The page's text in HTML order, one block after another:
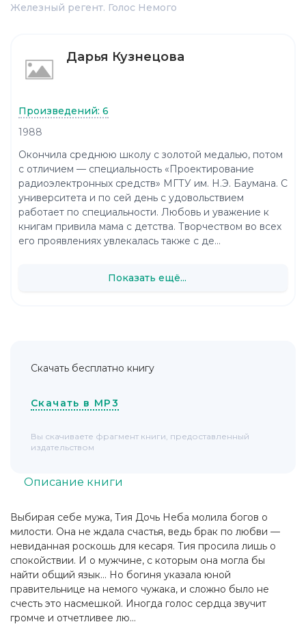
Выбирая себе мужа, Тия Дочь Неба молила богов о
милости. Она не ждала счастья, ведь брак по любви —
невиданная роскошь для кесаря. Тия просила лишь о
спокойствии. И о мужчине, с которым она могла бы
найти общий язык… Но богиня указала юной
правительнице на немого чужака, и сложно было не
счесть это насмешкой. Иногда голос сердца звучит
громче и отчетливее лю...
Описание книги
Железный регент. Голос Немого
Дарья Кузнецова
Произведений: 6
1988
Окончила среднюю школу с золотой медалью, потом
с отличием — специальность «Проектирование
радиоэлектронных средств» МГТУ им. Н.Э. Баумана. С
университета и по сей день с удовольствием
работает по специальности. Любовь и уважение к
книгам привила мама с детства. Творчеством во всех
его проявлениях увлекалась также с де...
Показать ещё...
Скачать бесплатно книгу
Скачать в MP3
Вы скачиваете фрагмент книги, предоставленный
издательством